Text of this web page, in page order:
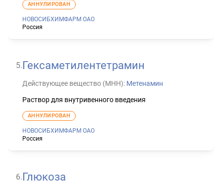
НОВОСИБХИМФАРМ ОАО
Россия
АННУЛИРОВАН
5.Гексаметилентетрамин
Действующее вещество (МНН): Метенамин
Раствор для внутривенного введения
НОВОСИБХИМФАРМ ОАО
Россия
АННУЛИРОВАН
6.Глюкоза